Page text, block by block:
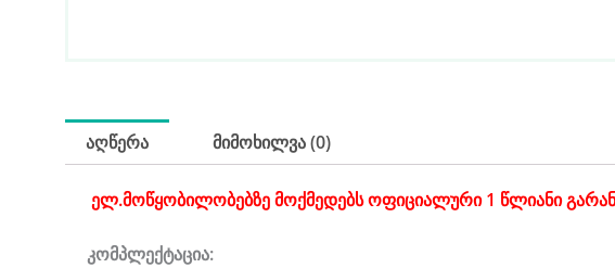
აღწერა მიმოხილვა (0)
ელ.მოწყობილობებზე მოქმედებს ოფიციალური 1 წლიანი
კომპლექტაცია: